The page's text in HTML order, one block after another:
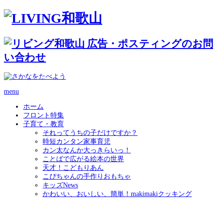
menu
ホーム
フロント特集
子育て・教育
それってうちの子だけですか？
時短カンタン家事育児
カン太なんか大っきらいっ！
ことばで広がる絵本の世界
天才！こどもりあん
こぴちゃんの手作りおもちゃ
キッズNews
かわいい、おいしい、簡単！makimakiクッキング